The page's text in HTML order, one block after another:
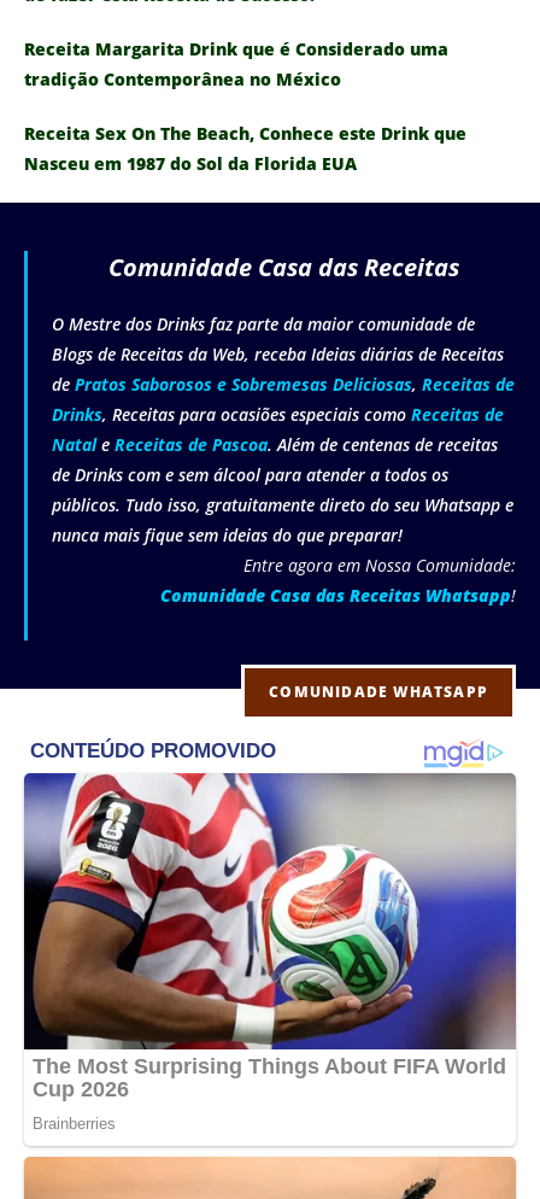
Receita Margarita Drink que é Considerado uma
tradição Contemporânea no México
Receita Sex On The Beach, Conhece este Drink que
Nasceu em 1987 do Sol da Florida EUA
Comunidade Casa das Receitas
O Mestre dos Drinks faz parte da maior comunidade de
Blogs de Receitas da Web, receba Ideias diárias de Receitas
de Pratos Saborosos e Sobremesas Deliciosas, Receitas de
Drinks, Receitas para ocasiões especiais como Receitas de
Natale Receitas de Pascoa. Além de centenas de receitas
de Drinks com e sem álcool para atender a todos os
públicos. Tudo isso, gratuitamente direto do seu Whatsapp e
nunca mais fique sem ideias do que preparar!
Entre agora em Nossa Comunidade:
Comunidade Casa das Receitas Whatsapp!
COMUNIDADE WHATSAPP